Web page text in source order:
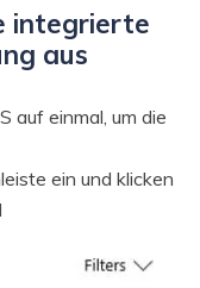
integrierte
aus
auf einmal, um die
ein und klicken